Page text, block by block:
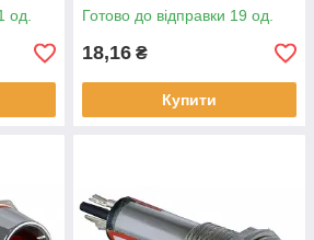
од.
Готово до відправки 19 од.
18,16 ₴
Купити